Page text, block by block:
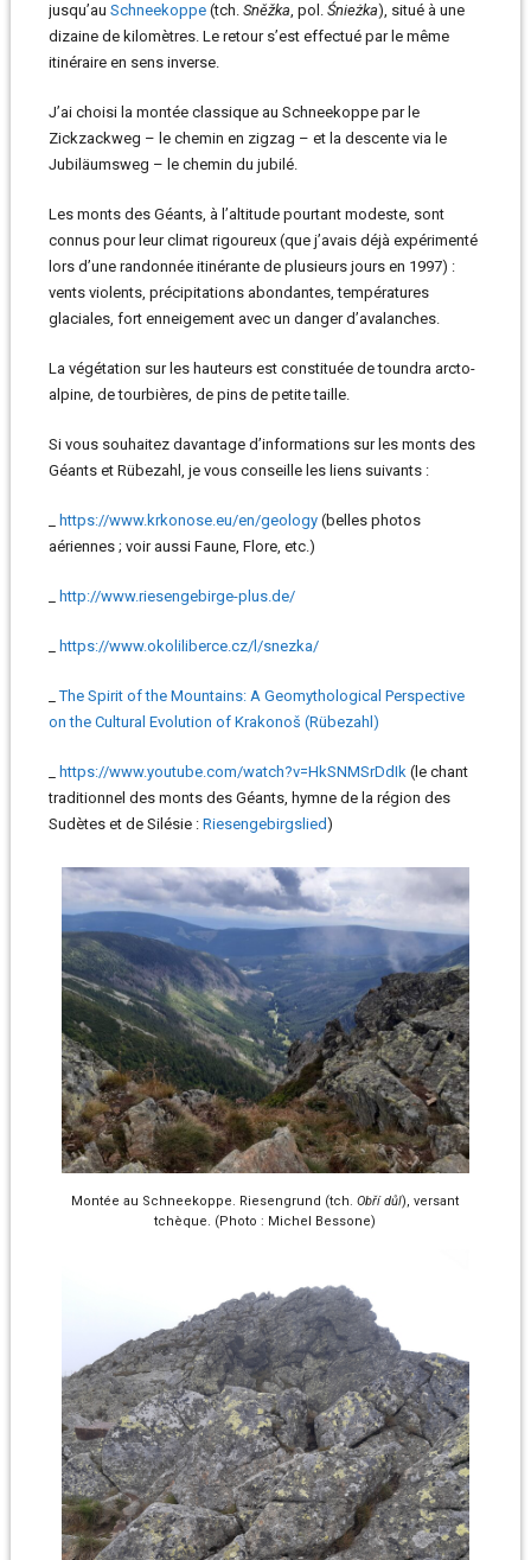
jusqu’au Schneekoppe(tch. Sněžka, pol. Śnieżka), situé à une
dizaine de kilomètres. Le retour s’est effectué par le même
itinéraire en sens inverse.
J’ai choisi la montée classique au Schneekoppe par le
Zickzackweg – le chemin en zigzag – et la descente via le
Jubiläumsweg – le chemin du jubilé.
Les monts des Géants, à l’altitude pourtant modeste, sont
connus pour leur climat rigoureux (que j’avais déjà expérimenté
lors d’une randonnée itinérante de plusieurs jours en 1997) :
vents violents, précipitations abondantes, températures
glaciales, fort enneigement avec un danger d’avalanches.
La végétation sur les hauteurs est constituée de toundra arcto-
alpine, de tourbières, de pins de petite taille.
Si vous souhaitez davantage d’informations sur les monts des
Géants et Rübezahl, je vous conseille les liens suivants :
https://www.krkonose.eu/en/geology(belles photos
aériennes ; voir aussi Faune, Flore, etc.)
http://www.riesengebirge-plus.de/
https://www.okoliliberce.cz/l/snezka/
_The Spirit of the Mountains: A Geomythological Perspective
on the Cultural Evolution of Krakonoš (Rübezahl)
https://www.youtube.com/watch?v=HkSNMSrDdIk(le chant
traditionnel des monts des Géants, hymne de la région des
Sudètes et de Silésie : Riesengebirgslied)
Montée au Schneekoppe. Riesengrund (tch.Obří důl), versant
tchèque. (Photo : Michel Bessone)